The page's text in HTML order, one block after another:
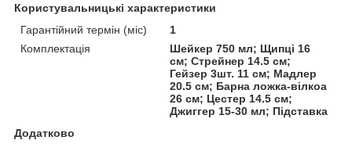
Користувальницькі характеристики
Гарантійний термін (міс)
1
Комплектація
Шейкер 750 мл; Щипці 16
см; Стрейнер 14.5 см;
Гейзер 3шт. 11 см; Мадлер
20.5 см; Барна ложка-вілкоа
26 см; Цестер 14.5 см;
Джиггер 15-30 мл; Підставка
Додатково